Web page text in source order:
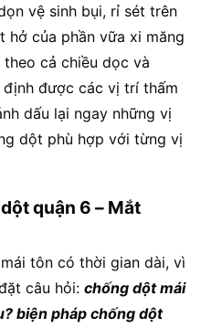
vệ sinh bụi, rỉ sét trên
hở của phần vữa xi măng
cả chiều dọc và
định được các vị trí thấm
dấu lại ngay những vị
dột phù hợp với từng vị
quận 6 – Mắt
tôn có thời gian dài, vì
câu hỏi: chống dột mái
biện pháp chống dột